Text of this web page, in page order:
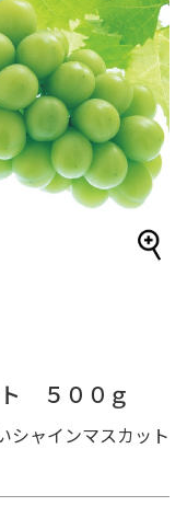
５００ｇ
シャインマスカット